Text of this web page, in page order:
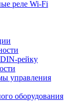
реле Wi-Fi
рейку
управления
оборудования